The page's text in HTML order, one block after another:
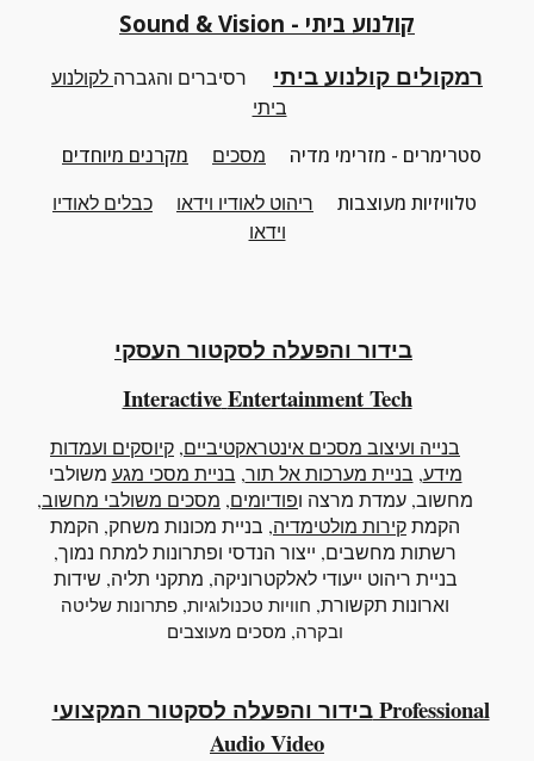
קולנוע ביתי - Sound & Vision
רמקולים קולנוע ביתי רסיברים והגברה לקולנוע
ביתי
סטרימרים - מזרימי מדיה מסכים
מקרנים מיוחדים
טלוויזיות מעוצבות
ריהוט לאודיו וידאו
כבלים לאודיו
וידאו
בידור והפעלה לסקטור העסקי
Interactive Entertainment Tech
בנייה ועיצוב מסכים אינטראקטיביים, קיוסקים ועמדות
מידע, בניית מערכות אל תור, בניית מסכי מגע משולבי
מחשוב, עמדת מרצה ופודיומים, מסכים משולבי מחשוב,
הקמתקירות מולטימדיה, בניית מכונות משחק, הקמת
רשתות מחשבים, ייצור הנדסי ופתרונות למתח נמוך,
בניית ריהוט ייעודי לאלקטרוניקה, מתקני תליה, שידות
וארונות תקשורת, חוויות טכנולוגיות, פתרונות שליטה
ובקרה, מסכים מעוצבים
בידור והפעלה לסקטור המקצועי Professional
Audio Video